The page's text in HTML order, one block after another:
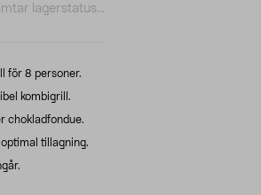
lagerstatus...
för 8 personer.
kombigrill.
chokladfondue.
tillagning.